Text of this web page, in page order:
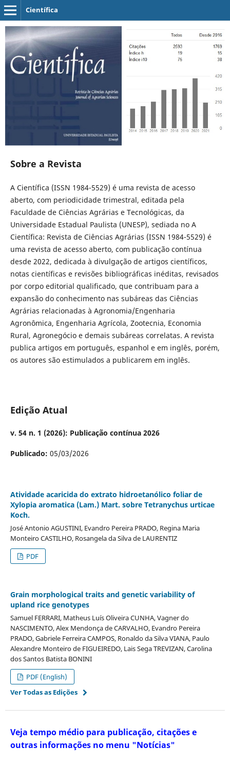
Científica
Sobre a Revista
A Científica (ISSN 1984-5529) é uma revista de acesso
aberto, com periodicidade trimestral, editada pela
Faculdade de Ciências Agrárias e Tecnológicas, da
Universidade Estadual Paulista (UNESP), sediada no A
Científica: Revista de Ciências Agrárias (ISSN 1984-5529) é
uma revista de acesso aberto, com publicação contínua
desde 2022, dedicada à divulgação de artigos científicos,
notas científicas e revisões bibliográficas inéditas, revisados
por corpo editorial qualificado, que contribuam para a
expansão do conhecimento nas subáreas das Ciências
Agrárias relacionadas à Agronomia/Engenharia
Agronômica, Engenharia Agrícola, Zootecnia, Economia
Rural, Agronegócio e demais subáreas correlatas. A revista
publica artigos em português, espanhol e em inglês, porém,
os autores são estimulados a publicarem em inglês.
Edição Atual
v. 54 n. 1 (2026): Publicação contínua 2026
Publicado: 05/03/2026
Atividade acaricida do extrato hidroetanólico foliar de
Xylopia aromatica (Lam.) Mart. sobre Tetranychus urticae
Koch.
José Antonio AGUSTINI, Evandro Pereira PRADO, Regina Maria
Monteiro CASTILHO, Rosangela da Silva de LAURENTIZ
PDF
Grain morphological traits and genetic variability of
upland rice genotypes
Samuel FERRARI, Matheus Luís Oliveira CUNHA, Vagner do
NASCIMENTO, Alex Mendonça de CARVALHO, Evandro Pereira
PRADO, Gabriele Ferreira CAMPOS, Ronaldo da Silva VIANA, Paulo
Alexandre Monteiro de FIGUEIREDO, Lais Sega TREVIZAN, Carolina
dos Santos Batista BONINI
PDF (English)
Ver Todas as Edições
Veja tempo médio para publicação, citações e
outras informações no menu "Notícias"